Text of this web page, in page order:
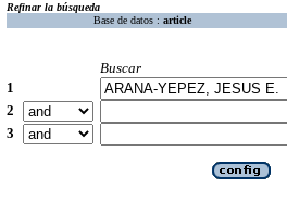
Refinar la búsqueda
Base de datos : article
Buscar
1
2
3